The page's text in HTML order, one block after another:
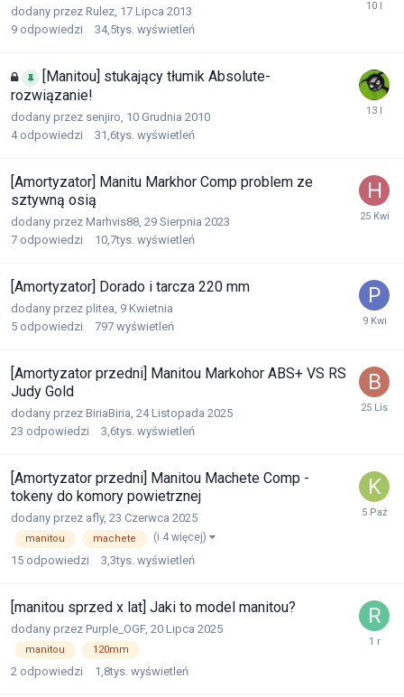
dodany przez Rulez, 17 Lipca 2013
9 odpowiedzi 34,5tys. wyświetleń
[Manitou] stukający tłumik Absolute-
rozwiązanie!
dodany przez senjiro 10 Grudnia 2010
4 odpowiedzi 31,6tys. wyświetleń
[Amortyzator] Manitu Markhor Comp problem ze
sztywną osią
dodany przez Marhvis88 29 Sierpnia 2023
7 odpowiedzi 10,7tys. wyświetleń
[Amortyzator] Dorado i tarcza 220 mm
dodany przez plitea 9 Kwietnia
5 odpowiedzi 797 wyświetleń
[Amortyzator przedni] Manitou Markohor ABS+ VS RS
Judy Gold
dodany przez BiriaBiria 24 Listopada 2025
23 odpowiedzi 3,6tys. wyświetleń
[Amortyzator przedni] Manitou Machete Comp -
tokeny do komory powietrznej
dodany przez afly, 23 Czerwca 2025
manitou machete (i 4 więcej)
15 odpowiedzi 3,3tys. wyświetleń
[manitou sprzed x lat] Jaki to model manitou?
dodany przez Purple_OGF, 20 Lipca 2025
manitou 120mm
2 odpowiedzi 1,8tys. wyświetleń